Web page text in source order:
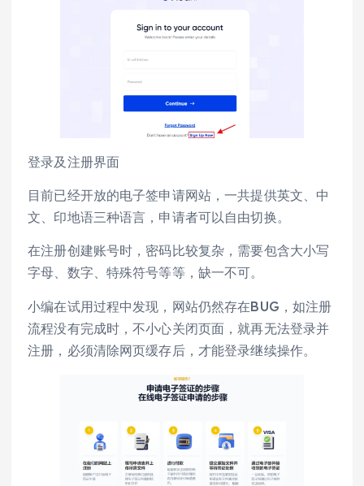
登录及注册界面
目前已经开放的电子签申请网站，一共提供英文、中
文、印地语三种语言，申请者可以自由切换。
在注册创建账号时，密码比较复杂，需要包含大小写
字母、数字、特殊符号等等，缺一不可。
小编在试用过程中发现，网站仍然存在BUG，如注册
流程没有完成时，不小心关闭页面，就再无法登录并
注册，必须清除网页缓存后，才能登录继续操作。